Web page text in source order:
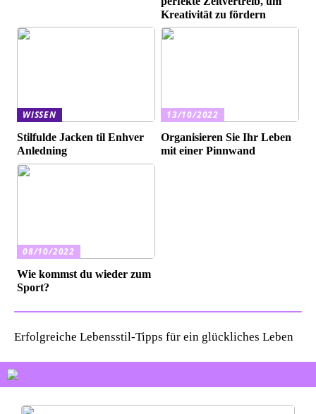
Kreativität zu fördern
WISSEN
Stilfulde Jacken til Enhver
Anledning
13/10/2022
Organisieren Sie Ihr Leben
mit einer Pinnwand
08/10/2022
Wie kommst du wieder zum
Sport?
Erfolgreiche Lebensstil-Tipps für ein glückliches Leben